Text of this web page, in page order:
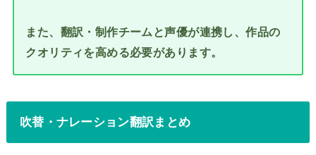
また、翻訳・制作チームと声優が連携し、作品の
クオリティを高める必要があります。
吹替・ナレーション翻訳まとめ